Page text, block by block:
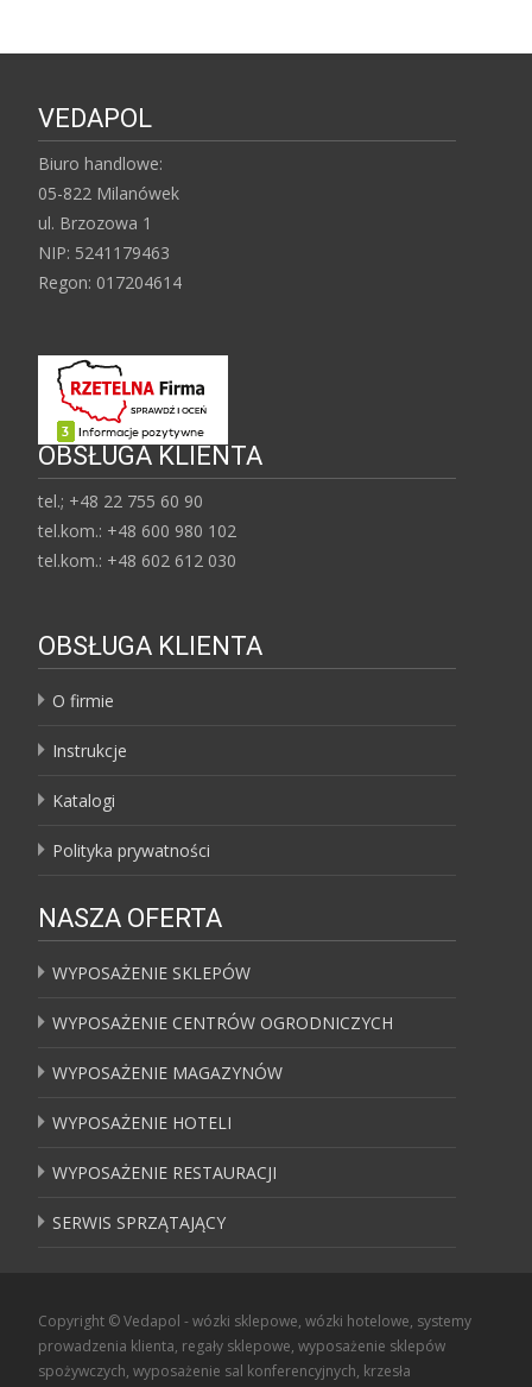
VEDAPOL
Biuro handlowe:
05-822 Milanówek
ul. Brzozowa 1
NIP: 5241179463
Regon: 017204614
OBSŁUGA KLIENTA
tel.; +48 22 755 60 90
tel.kom.: +48 600 980 102
tel.kom.: +48 602 612 030
OBSŁUGA KLIENTA
O firmie
Instrukcje
Katalogi
Polityka prywatności
NASZA OFERTA
WYPOSAŻENIE SKLEPÓW
WYPOSAŻENIE CENTRÓW OGRODNICZYCH
WYPOSAŻENIE MAGAZYNÓW
WYPOSAŻENIE HOTELI
WYPOSAŻENIE RESTAURACJI
SERWIS SPRZĄTAJĄCY
Copyright © Vedapol - wózki sklepowe, wózki hotelowe, systemy
prowadzenia klienta, regały sklepowe, wyposażenie sklepów
spożywczych, wyposażenie sal konferencyjnych, krzesła